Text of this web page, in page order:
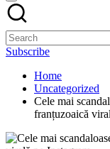
Subscribe
Home
Uncategorized
Cele mai
franțuzoaică